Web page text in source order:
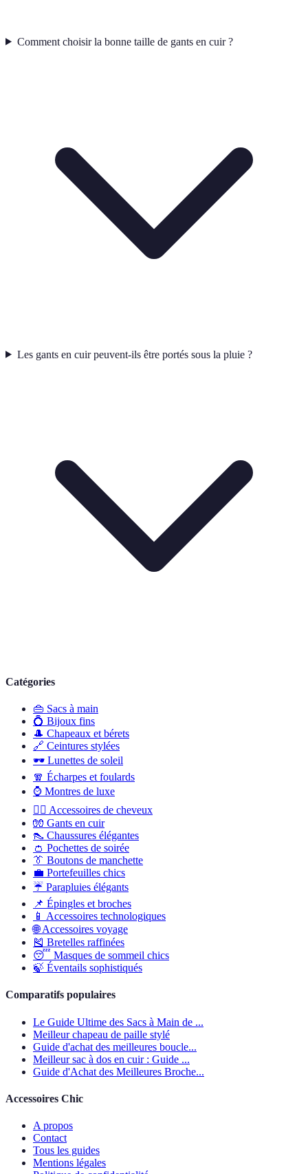
Comment choisir la bonne taille de gants en cuir ?
Les gants en cuir peuvent-ils être portés sous la pluie ?
Catégories
👜 Sacs à main
💍 Bijoux fins
🎩 Chapeaux et bérets
🔗 Ceintures stylées
🕶️ Lunettes de soleil
🧣 Écharpes et foulards
⌚ Montres de luxe
💇‍♀️ Accessoires de cheveux
🧤 Gants en cuir
👠 Chaussures élégantes
👛 Pochettes de soirée
👔 Boutons de manchette
💼 Portefeuilles chics
☔ Parapluies élégants
📌 Épingles et broches
📱 Accessoires technologiques
🌐 Accessoires voyage
🎽 Bretelles raffinées
😴 Masques de sommeil chics
🍃 Éventails sophistiqués
Comparatifs populaires
Le Guide Ultime des Sacs à Main de ...
Meilleur chapeau de paille stylé
Guide d'achat des meilleures boucle...
Meilleur sac à dos en cuir : Guide ...
Guide d'Achat des Meilleures Broche...
Accessoires Chic
A propos
Contact
Tous les guides
Mentions légales